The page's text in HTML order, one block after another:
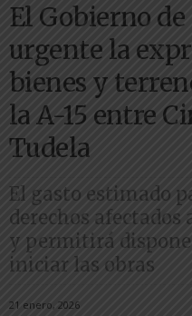
El Gobierno
urgente la
bienes y
la A-15 entre
Tudela
El gasto estimado
derechos afectados
y permitirá
iniciar las obras
21 enero, 2026